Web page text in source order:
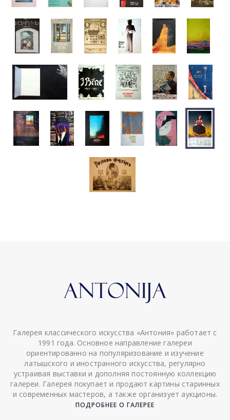
Галерея классического искусства «Антония» работает с
1991 года. Основное направление галереи
ориентированно на популяризование и изучение
латышского и иностранного искусства, регулярно
устраивая выставки и дополняя постоянную коллекцию
галереи. Галерея покупает и продают картины старинных
и современных мастеров, а также организует аукционы.
ПОДРОБНЕЕ О ГАЛЕРЕЕ